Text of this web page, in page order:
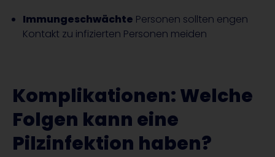
Immungeschwächte Personen sollten engen
Kontakt zu infizierten Personen meiden
Komplikationen: Welche
Folgen kann eine
Pilzinfektion haben?